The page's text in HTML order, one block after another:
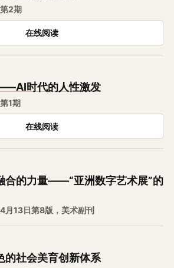
2期
在线阅读
时代的人性激发
1期
在线阅读
合的力量——“亚洲数字艺术展”的
月13日第8版，美术副刊
的社会美育创新体系